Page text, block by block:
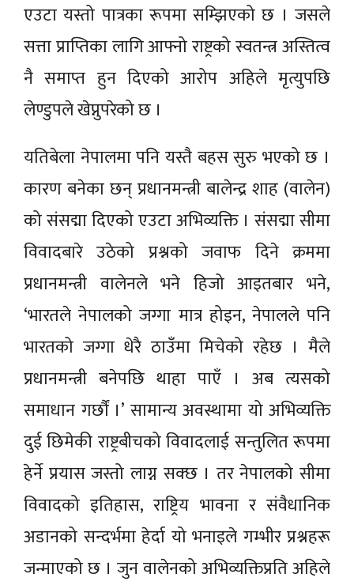
एउटा यस्तो पात्रका रूपमा सम्झिएको छ । जसले
सत्ता प्राप्तिका लागि आफ्नो राष्ट्रको स्वतन्त्र अस्तित्व
नै समाप्त हुन दिएको आरोप अहिले मृत्युपछि
लेण्डुपले खेप्नुपरेको छ ।
यतिबेला नेपालमा पनि यस्तै बहस सुरु भएको छ ।
कारण बनेका छन् प्रधानमन्त्री बालेन्द्र शाह (वालेन)
को संसद्मा दिएको एउटा अभिव्यक्ति । संसद्मा सीमा
विवादबारे उठेको प्रश्नको जवाफ दिने क्रममा
प्रधानमन्त्री वालेनले भने हिजो आइतबार भने,
‘भारतले नेपालको जग्गा मात्र होइन, नेपालले पनि
भारतको जग्गा धेरै ठाउँमा मिचेको रहेछ । मैले
प्रधानमन्त्री बनेपछि थाहा पाएँ । अब त्यसको
समाधान गर्छौं ।’ सामान्य अवस्थामा यो अभिव्यक्ति
दुई छिमेकी राष्ट्रबीचको विवादलाई सन्तुलित रूपमा
हेर्ने प्रयास जस्तो लाग्न सक्छ । तर नेपालको सीमा
विवादको इतिहास, राष्ट्रिय भावना र संवैधानिक
अडानको सन्दर्भमा हेर्दा यो भनाइले गम्भीर प्रश्नहरू
जन्माएको छ । जुन वालेनको अभिव्यक्तिप्रति अहिले